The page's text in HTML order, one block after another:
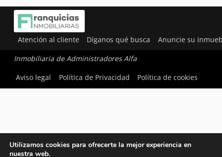
Atención al cliente Díganos qué busca Anuncie su
Inmobiliaria de Administradores Alfa
Aviso legal
Política de Privacidad Política de cookies
Utilizamos cookies para ofrecerte la mejor experiencia en
nuestra web.